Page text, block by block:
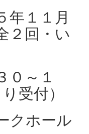
年１１月
２回・い
１
受付）
クホール